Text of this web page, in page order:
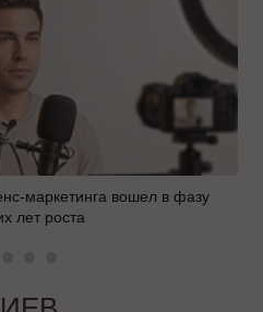
маркетинга вошел в фазу
лет роста